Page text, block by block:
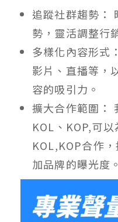
追蹤社群趨勢：
勢，靈活調整行
多樣化內容形式
影片、直播等，
容的吸引力。
擴大合作範圍：
KOL、KOP,可
KOL,KOP合作
加品牌的曝光度。